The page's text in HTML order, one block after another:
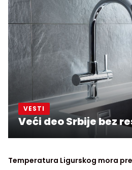
VESTI
Veći deo Srbije bez
Temperatura Ligurskog mora